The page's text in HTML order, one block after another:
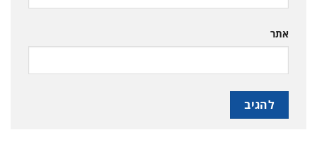
אתר